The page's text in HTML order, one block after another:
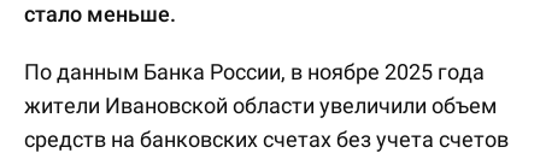
стало меньше.
По данным Банка России, в ноябре 2025 года
жители Ивановской области увеличили объем
средств на банковских счетах без учета счетов